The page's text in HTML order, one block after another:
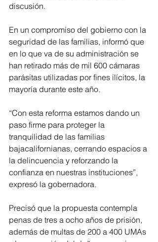
discusión.
En un compromiso del gobierno con la
seguridad de las familias, informó que
en lo que va de su administración se
han retirado más de mil 600 cámaras
parásitas utilizadas por fines ilícitos, la
mayoría durante este año.
“Con esta reforma estamos dando un
paso firme para proteger la
tranquilidad de las familias
bajacalifornianas, cerrando espacios a
la delincuencia y reforzando la
confianza en nuestras instituciones”,
expresó la gobernadora.
Precisó que la propuesta contempla
penas de tres a ocho años de prisión,
además de multas de 200 a 400 UMAs